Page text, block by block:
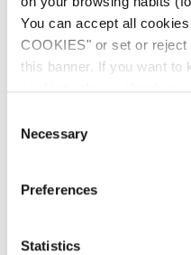
You can accept all
COOKIES" or set or
this banner. If you want to
Selection
Necessary
Preferences
Statistics
Il suo filtro,
reale comfort
rapido dell'acqua